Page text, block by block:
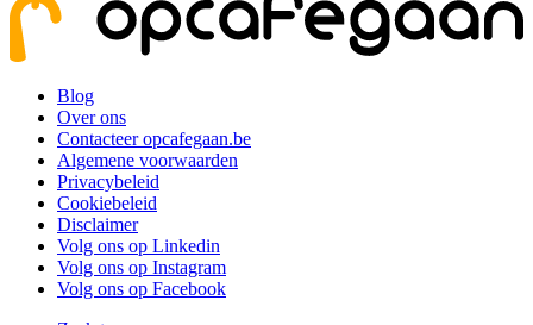
Blog
Over ons
Contacteer opcafegaan.be
Algemene voorwaarden
Privacybeleid
Cookiebeleid
Disclaimer
Volg ons op Linkedin
Volg ons op Instagram
Volg ons op Facebook